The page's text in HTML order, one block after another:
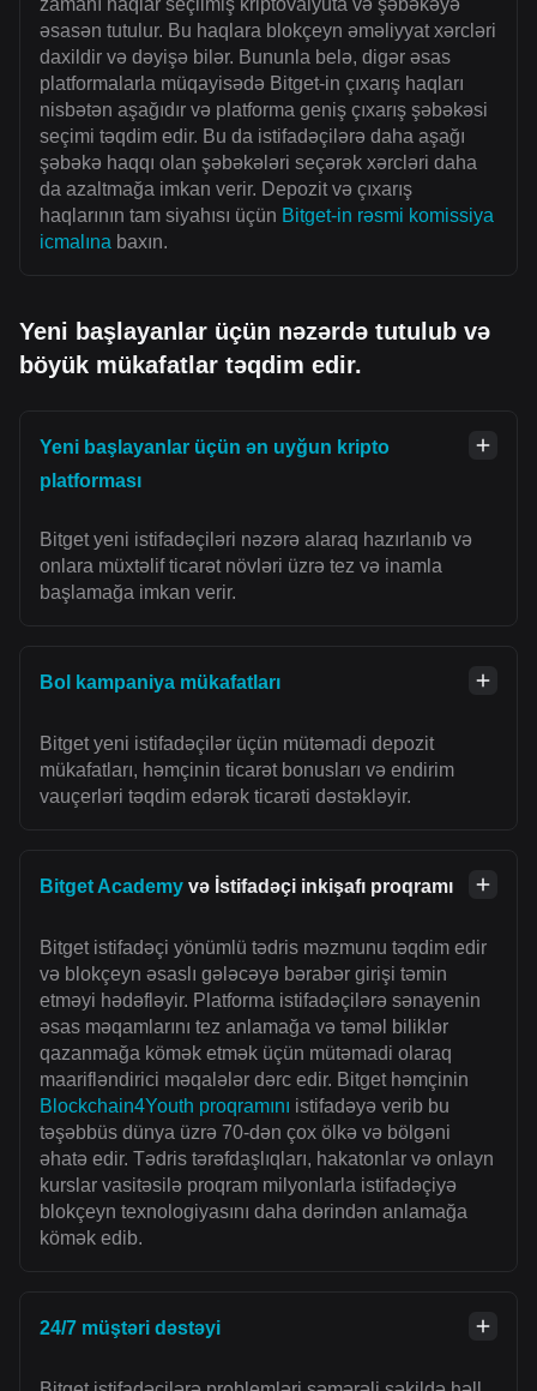
zamanı haqlar seçilmiş kriptovalyuta və şəbəkəyə
əsasən tutulur. Bu haqlara blokçeyn əməliyyat xərcləri
daxildir və dəyişə bilər. Bununla belə, digər əsas
platformalarla müqayisədə Bitget-in çıxarış haqları
nisbətən aşağıdır və platforma geniş çıxarış şəbəkəsi
seçimi təqdim edir. Bu da istifadəçilərə daha aşağı
şəbəkə haqqı olan şəbəkələri seçərək xərcləri daha
da azaltmağa imkan verir. Depozit və çıxarış
haqlarının tam siyahısı üçün Bitget-in rəsmi komissiya
icmalına baxın.
Yeni başlayanlar üçün nəzərdə tutulub və
böyük mükafatlar təqdim edir.
Yeni başlayanlar üçün ən uyğun kripto
platforması
Bitget yeni istifadəçiləri nəzərə alaraq hazırlanıb və
onlara müxtəlif ticarət növləri üzrə tez və inamla
başlamağa imkan verir.
Bol kampaniya mükafatları
Bitget yeni istifadəçilər üçün mütəmadi depozit
mükafatları, həmçinin ticarət bonusları və endirim
vauçerləri təqdim edərək ticarəti dəstəkləyir.
Bitget Academy və İstifadəçi inkişafı proqramı
Bitget istifadəçi yönümlü tədris məzmunu təqdim edir
və blokçeyn əsaslı gələcəyə bərabər girişi təmin
etməyi hədəfləyir. Platforma istifadəçilərə sənayenin
əsas məqamlarını tez anlamağa və təməl biliklər
qazanmağa kömək etmək üçün mütəmadi olaraq
maarifləndirici məqalələr dərc edir. Bitget həmçinin
Blockchain4Youth proqramını istifadəyə verib bu
təşəbbüs dünya üzrə 70-dən çox ölkə və bölgəni
əhatə edir. Tədris tərəfdaşlıqları, hakatonlar və onlayn
kurslar vasitəsilə proqram milyonlarla istifadəçiyə
blokçeyn texnologiyasını daha dərindən anlamağa
kömək edib.
24/7 müştəri dəstəyi